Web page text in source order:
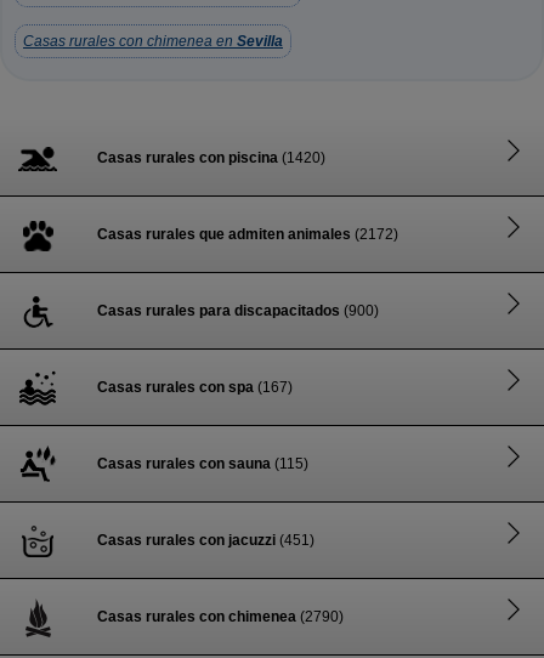
Casas rurales con chimenea en Sevilla
Casas rurales con piscina (1420)
Casas rurales que admiten animales (2172)
Casas rurales para discapacitados (900)
Casas rurales con spa (167)
Casas rurales con sauna (115)
Casas rurales con jacuzzi (451)
Casas rurales con chimenea (2790)